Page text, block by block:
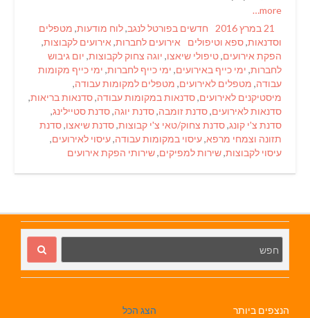
more…
Posted
on
21 במרץ 2016 Categories
חדשים בפורטל לנגב,לוח מודעות, מטפלים
וסדנאות,ספא וטיפולים Tags
אירועים לחברות, אירועים לקבוצות,
הפקת אירועים,טיפולי שיאצו, יוגה צחוק לקבוצות, יום גיבוש
לחברות, ימי כייף באירועים, ימי כייף לחברות, ימי כייף מקומות
עבודה, מטפלים לאירועים, מטפלים למקומות עבודה,
מיסטיקנים לאירועים,סדנאות במקומות עבודה,סדנאות בריאות,
סדנאות לאירועים,סדנת זומבה,סדנת יוגה,סדנת סטיילינג,
סדנת צ'י קונג,סדנת צחוק/טאי צ'י קבוצות,סדנת שיאצו,סדנת
תזונה וצמחי מרפא,עיסוי במקומות עבודה,עיסוי לאירועים,
עיסוי לקבוצות,שירות למפיקים,שירותי הפקת אירועים
הנצפים ביותר הצג הכל